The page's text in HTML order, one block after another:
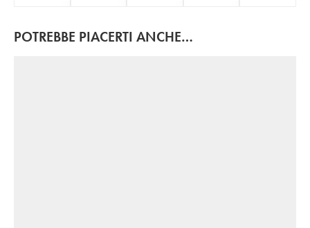
POTREBBE PIACERTI ANCHE…